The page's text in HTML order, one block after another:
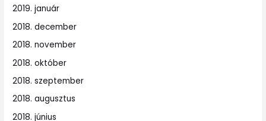
2019. január
2018. december
2018. november
2018. október
2018. szeptember
2018. augusztus
2018. június